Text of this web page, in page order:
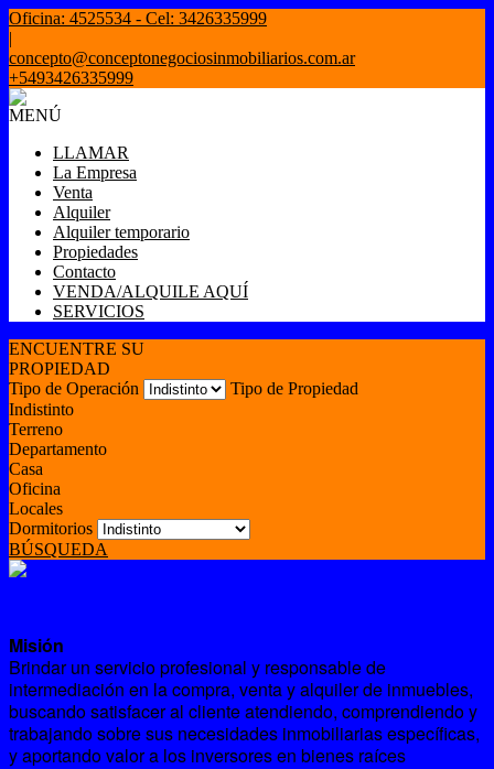
Oficina: 4525534 - Cel: 3426335999
|
concepto@conceptonegociosinmobiliarios.com.ar
+5493426335999
MENÚ
LLAMAR
La Empresa
Venta
Alquiler
Alquiler temporario
Propiedades
Contacto
VENDA/ALQUILE AQUÍ
SERVICIOS
ENCUENTRE SU
PROPIEDAD
Tipo de Operación
Tipo de Propiedad
Indistinto
Terreno
Departamento
Casa
Oficina
Locales
Dormitorios
BÚSQUEDA
Misión
Brindar un servicio profesional y responsable de
intermediación en la compra, venta y alquiler de inmuebles,
buscando satisfacer al cliente atendiendo, comprendiendo y
trabajando sobre sus necesidades inmobiliarias específicas,
y aportando valor a los inversores en bienes raíces